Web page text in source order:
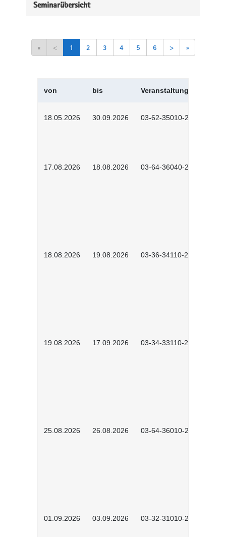
Seminarübersicht
« < 1 2 3 4 5 6 > »
von bis Veranstaltungskürzel
18.05.2026 30.09.2026 03-62-35010-2502
17.08.2026 18.08.2026 03-64-36040-2601
18.08.2026 19.08.2026 03-36-34110-2601
19.08.2026 17.09.2026 03-34-33110-2605
25.08.2026 26.08.2026 03-64-36010-2601
01.09.2026 03.09.2026 03-32-31010-2603